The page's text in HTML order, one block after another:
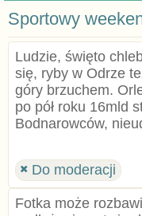
Sportowy
Ludzie, święto
się, ryby w Odrze
góry brzuchem.
po pół roku 16mld
Bodnarowców,
Do moderacji
Fotka może